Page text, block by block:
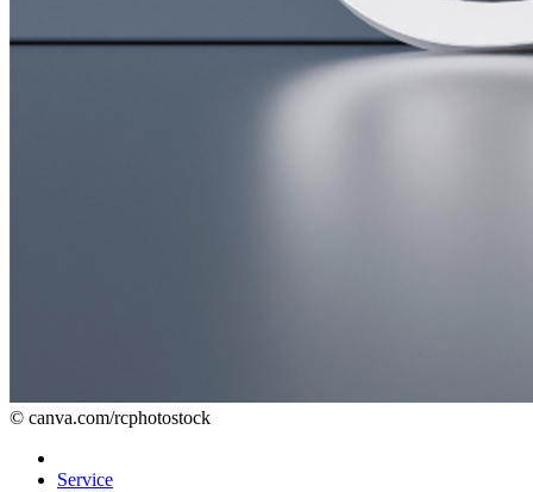
© canva.com/rcphotostock
Service